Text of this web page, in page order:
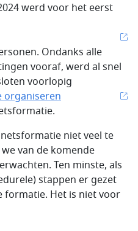
werd voor het eerst
Ondanks alle
vooraf, werd al snel
voorlopig
organiseren
niet veel te
van de komende
Ten minste, als
stappen er gezet
formatie. Het is niet voor